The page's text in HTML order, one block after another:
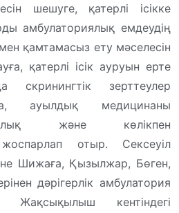
шешуге, қатерлі ісікке
амбулаториялық емдеудің
қамтамасыз ету мәселесін
қатерлі ісік ауруын ерте
скринингтік зерттеулер
ауылдық медицинаны
және көлікпен
отыр. Сексеуіл
Шижаға, Қызылжар, Бөген,
дәрігерлік амбулатория
кентіндегі